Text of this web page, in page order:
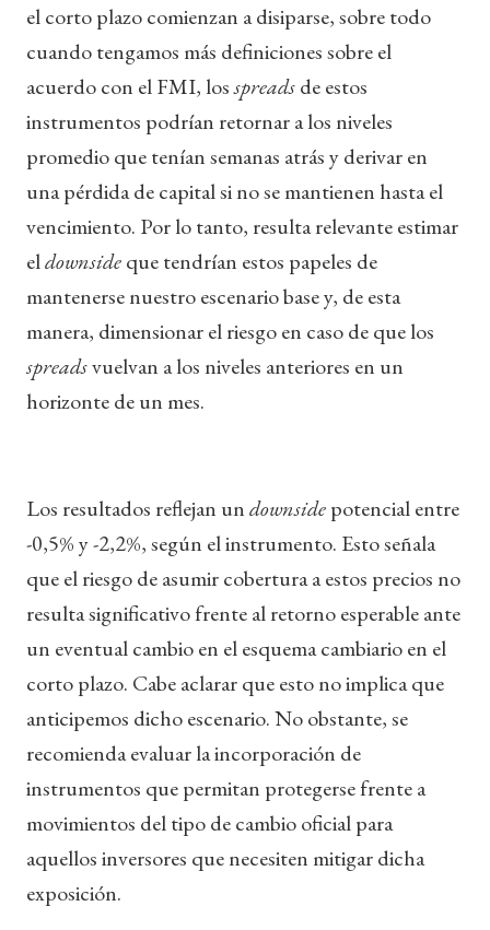
el corto plazo comienzan a disiparse, sobre todo
cuando tengamos más definiciones sobre el
acuerdo con el FMI, losspreadsde estos
instrumentos podrían retornar a los niveles
promedio que tenían semanas atrás y derivar en
una pérdida de capital si no se mantienen hasta el
vencimiento. Por lo tanto, resulta relevante estimar
eldownsideque tendrían estos papeles de
mantenerse nuestro escenario base y, de esta
manera, dimensionar el riesgo en caso de que los
spreadsvuelvan a los niveles anteriores en un
horizonte de un mes.
Los resultados reflejan undownsidepotencial entre
-0,5% y -2,2%, según el instrumento. Esto señala
que el riesgo de asumir cobertura a estos precios no
resulta significativo frente al retorno esperable ante
un eventual cambio en el esquema cambiario en el
corto plazo. Cabe aclarar que esto no implica que
anticipemos dicho escenario. No obstante, se
recomienda evaluar la incorporación de
instrumentos que permitan protegerse frente a
movimientos del tipo de cambio oficial para
aquellos inversores que necesiten mitigar dicha
exposición.